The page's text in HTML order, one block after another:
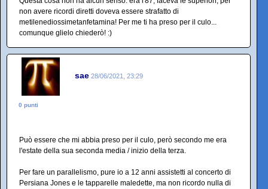
non avere ricordi diretti doveva essere strafatto di
metilenediossimetanfetamina! Per me ti ha preso per il culo...
comunque glielo chiederò! :)
sae 28/06/2021, 23:29
0 punti
Può essere che mi abbia preso per il culo, però secondo me era
l'estate della sua seconda media / inizio della terza.
Per fare un parallelismo, pure io a 12 anni assistetti al concerto di
Persiana Jones e le tapparelle maledette, ma non ricordo nulla di